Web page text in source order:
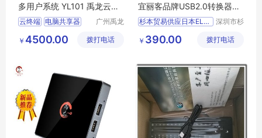
多用户系统 YL101 禹龙云桌
面电脑
云终端 电脑共享器
广州禹龙
有限公司
￥ 4500.00 拨打电话
宜丽客品牌USB2.0转换器US
S2-W2
杉本贸易供应日本ELECOM宜丽客品牌USB2
供应 3C电子
其他电脑外设产品
深圳市杉
限公司
￥ 390.00 拨打电话